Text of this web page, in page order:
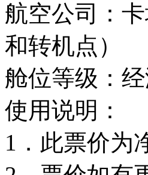
航空公司：
和转机点）
舱位等级：
使用说明：
1．此票价为